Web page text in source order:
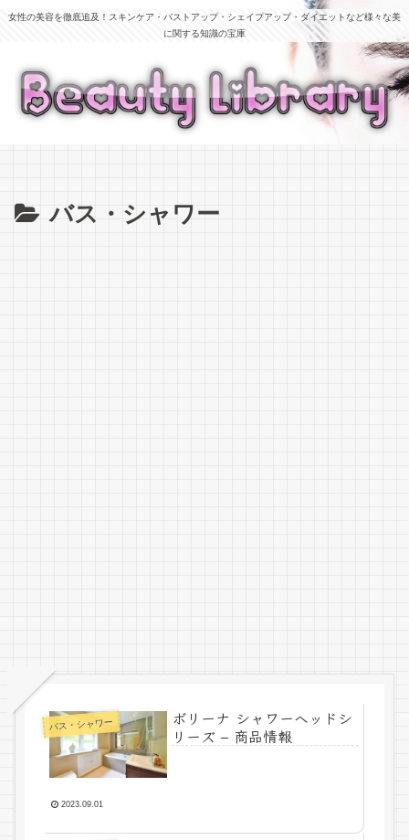
女性の美容を徹底追及！スキンケア・バストアップ・シェイプアップ・ダイエットなど様々な美
に関する知識の宝庫
バス・シャワー
バス・シャワー
ボリーナ シャワーヘッドシ
リーズ – 商品情報
2023.09.01